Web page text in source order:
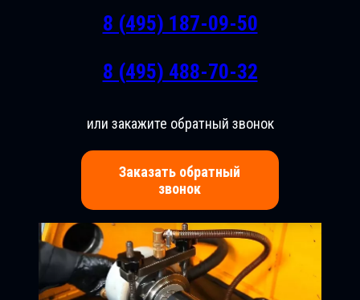
8 (495) 187-09-50
8 (495) 488-70-32
или закажите обратный звонок
Заказать обратный
звонок